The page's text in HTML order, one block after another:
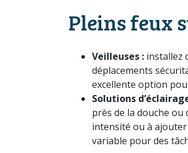
Pleins feux
Veilleuses : installez
déplacements
excellente option
Solutions
près de la douche
intensité ou à ajouter
variable pour des